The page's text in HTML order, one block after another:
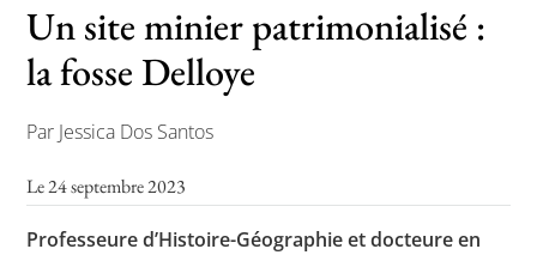
Les régionales
Les ateliers nationaux
Communiqués et motions
L’APHG dans la presse
Un site minier patrimonialisé :
la fosse Delloye
Par Jessica Dos Santos
Le 24 septembre 2023
Professeure d’Histoire-Géographie et docteure en